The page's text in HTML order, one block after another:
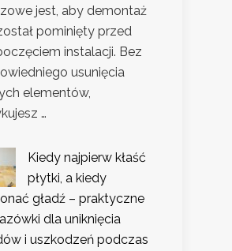
jest, aby demontaż
pominięty przed
instalacji. Bez
usunięcia
elementów,
…
Kiedy najpierw kłaść
płytki, a kiedy
gładź – praktyczne
dla uniknięcia
i uszkodzeń podczas